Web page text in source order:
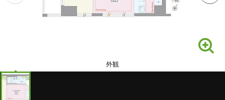
外観